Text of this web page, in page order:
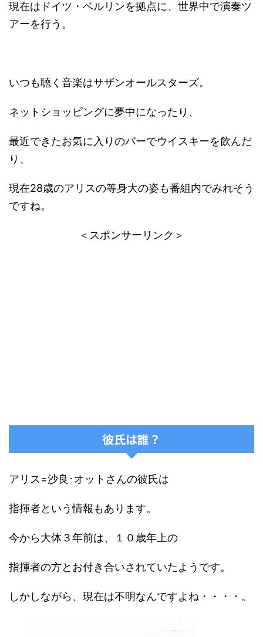
現在はドイツ・ベルリンを拠点に、世界中で演奏ツ
アーを行う。
いつも聴く音楽はサザンオールスターズ。
ネットショッピングに夢中になったり、
最近できたお気に入りのバーでウイスキーを飲んだ
り、
現在28歳のアリスの等身大の姿も番組内でみれそう
ですね。
＜スポンサーリンク＞
彼氏は誰？
アリス=沙良･オットさんの彼氏は
指揮者という情報もあります。
今から大体３年前は、１０歳年上の
指揮者の方とお付き合いされていたようです。
しかしながら、現在は不明なんですよね・・・・。